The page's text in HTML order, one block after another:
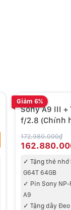
Giảm 6%
Sony A9 III +
f/2.8 (Chính
64GB + Dây
172.980.000₫
✓ Tặng thẻ nhớ
G64T 64GB
✓ Pin Sony NP-
A9
✓ Tặng dây Đeo